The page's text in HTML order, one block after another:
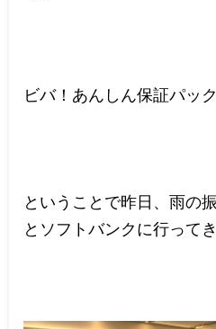
ビバ！あんしん保証パック
ということで昨日、雨の
とソフトバンクに行ってき